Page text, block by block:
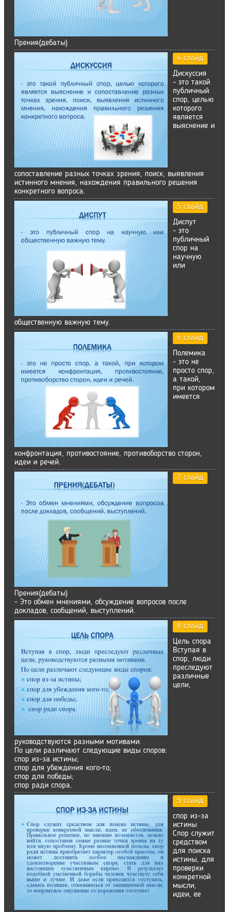
Прения(дебаты)
4 слайд
Дискуссия
- это такой
публичный
спор, целью
которого
является
выяснение и
сопоставление разных точках зрения, поиск, выявления
истинного мнения, нахождения правильного решения
конкретного вопроса.
5 слайд
Диспут
- это
публичный
спор на
научную
или
общественную важную тему.
6 слайд
Полемика
- это не
просто спор,
а такой,
при котором
имеется
конфронтация, противостояние, противоборство сторон,
идеи и речей.
7 слайд
Прения(дебаты)
- Это обмен мнениями, обсуждение вопросов после
докладов, сообщений, выступлений.
8 слайд
Цель спора
Вступая в
спор, люди
преследуют
различные
цели,
руководствуются разными мотивами.
По цели различают следующие виды споров:
спор из-за истины;
спор для убеждения кого-то;
спор для победы;
спор ради спора.
9 слайд
спор из-за
истины
Спор служит
средством
для поиска
истины, для
проверки
конкретной
мысли,
идеи, ее